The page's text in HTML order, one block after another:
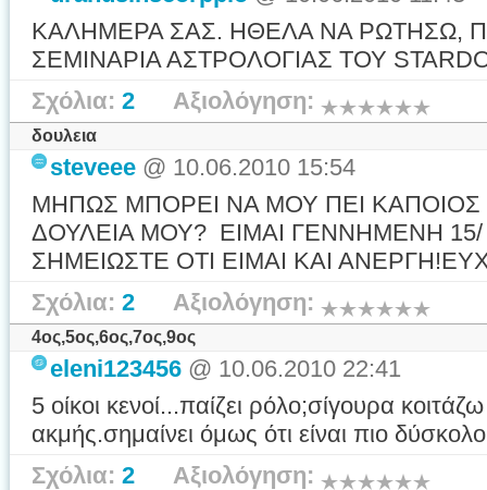
ΚΑΛΗΜΕΡΑ ΣΑΣ. ΗΘΕΛΑ ΝΑ ΡΩΤΗΣΩ,
ΣΕΜΙΝΑΡΙΑ ΑΣΤΡΟΛΟΓΙΑΣ ΤΟΥ
Σχόλια: 2 Αξιολόγηση:
δουλεια
steveee @ 10.06.2010 15:54
ΜΗΠΩΣ ΜΠΟΡΕΙ ΝΑ ΜΟΥ ΠΕΙ ΚΑΠΟΙΟΣ
ΔΟΥΛΕΙΑ ΜΟΥ? ΕΙΜΑΙ ΓΕΝΝΗΜΕΝΗ 15/
ΣΗΜΕΙΩΣΤΕ ΟΤΙ ΕΙΜΑΙ ΚΑΙ
Σχόλια: 2 Αξιολόγηση:
4ος,5ος,6ος,7ος,9ος
eleni123456 @ 10.06.2010 22:41
5 οίκοι κενοί...παίζει ρόλο;σίγουρα
ακμής.σημαίνει όμως ότι είναι πιο
Σχόλια: 2 Αξιολόγηση: